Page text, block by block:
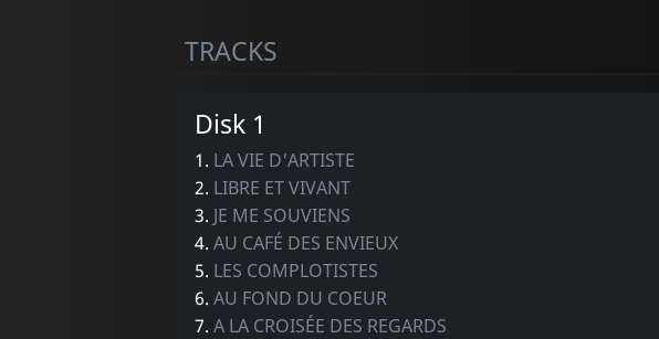
TRACKS
Disk 1
1. LA VIE D'ARTISTE
2. LIBRE ET VIVANT
3. JE ME SOUVIENS
4. AU CAFÉ DES ENVIEUX
5. LES COMPLOTISTES
6. AU FOND DU COEUR
7. A LA CROISÉE DES REGARDS